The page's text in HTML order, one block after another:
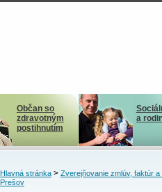
Občan so
zdravotným
postihnutím
a
Hlavná stránka> Zverejňovanie zmlúv, faktúr a
Prešov